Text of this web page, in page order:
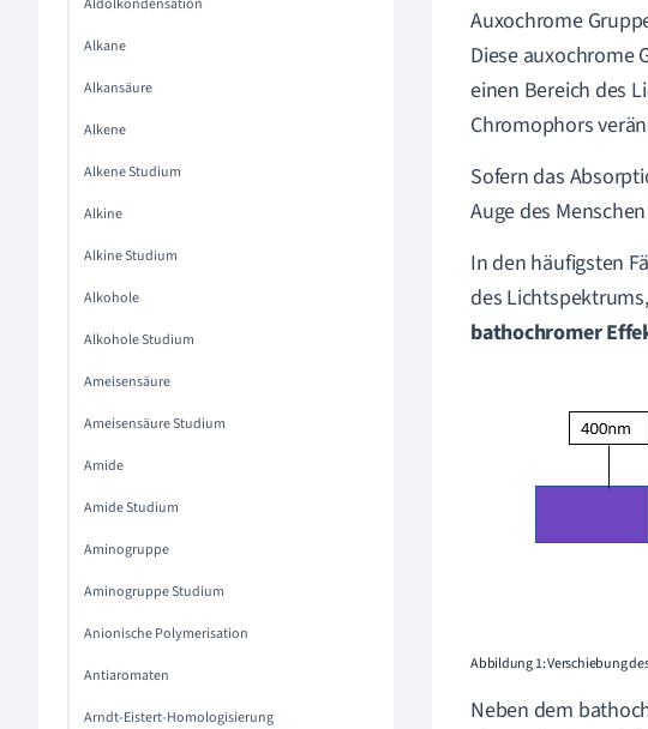
Aldolkondensation
Alkane
Alkansäure
Alkene
Alkene Studium
Alkine
Alkine Studium
Alkohole
Alkohole Studium
Ameisensäure
Ameisensäure Studium
Amide
Amide Studium
Aminogruppe
Aminogruppe Studium
Anionische Polymerisation
Antiaromaten
Arndt-Eistert-Homologisierung
Auxochrome
Diese auxochrome
einen Bereich des
Chromophors
Sofern das
Auge des
In den häufigsten
des
bathochromer
Abbildung 1: Verschiebung
Neben dem